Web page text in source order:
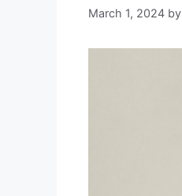
March 1, 2024 by